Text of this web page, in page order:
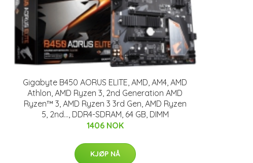
Gigabyte B450 AORUS ELITE, AMD, AM4, AMD
Athlon, AMD Ryzen 3, 2nd Generation AMD
Ryzen™ 3, AMD Ryzen 3 3rd Gen, AMD Ryzen
5, 2nd..., DDR4-SDRAM, 64 GB, DIMM
1406 NOK
KJØP NÅ